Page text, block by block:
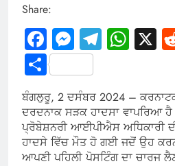
Share:
Facebook
Messenger
X
Share
ਬੰਗਲੁਰੂ, 2 ਦਸੰਬਰ 2024 –
ਦਰਦਨਾਕ ਸੜਕ ਹਾਦਸਾ ਵਾਪਰਿਆ
ਪ੍ਰੋਬੇਸ਼ਨਰੀ ਆਈਪੀਐਸ ਅਧਿਕਾਰੀ
ਹਾਦਸੇ ਵਿੱਚ ਮੌਤ ਹੋ ਗਈ ਜਦੋਂ ਉਹ
ਆਪਣੀ ਪਹਿਲੀ ਪੋਸਟਿੰਗ ਦਾ ਚਾਰਜ